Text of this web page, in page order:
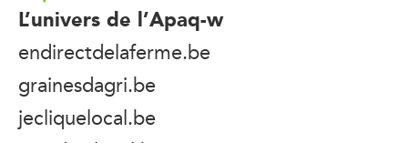
L’univers de l’Apaq-w
endirectdelaferme.be
grainesdagri.be
jecliquelocal.be